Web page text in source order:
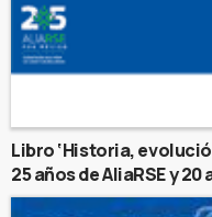
Libro ‘Historia,
25 años de AliaRSE y